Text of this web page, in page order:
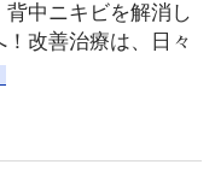
中ニキビを解消し
改善治療は、日々